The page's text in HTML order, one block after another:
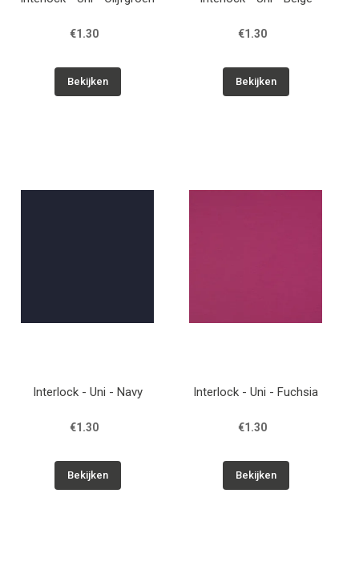
€1.30
Bekijken
€1.30
Bekijken
Interlock - Uni - Navy
€1.30
Bekijken
Interlock - Uni - Fuchsia
€1.30
Bekijken